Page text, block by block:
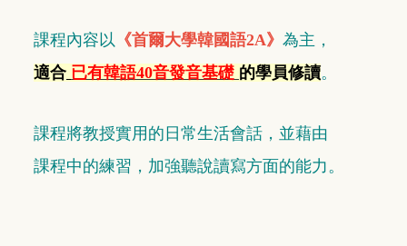
課程內容以 《首爾大學韓國語2A》 為主，
適合 已有韓語40音發音基礎 的學員修讀。
課程將教授實用的日常生活會話， 並藉由
課程中的練習，加強聽說讀寫方面的能力。